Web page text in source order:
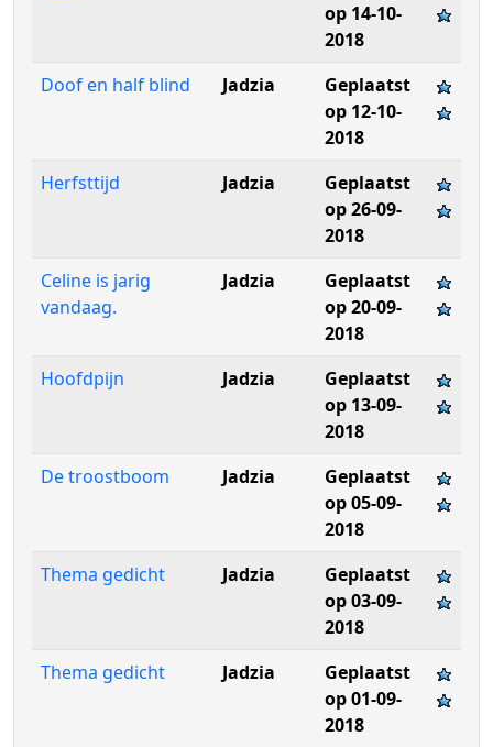
op 14-10-
2018
Doof en half blind
Jadzia
Geplaatst
op 12-10-
2018
Herfsttijd
Jadzia
Geplaatst
op 26-09-
2018
Celine is jarig
vandaag.
Jadzia
Geplaatst
op 20-09-
2018
Hoofdpijn
Jadzia
Geplaatst
op 13-09-
2018
De troostboom
Jadzia
Geplaatst
op 05-09-
2018
Thema gedicht
Jadzia
Geplaatst
op 03-09-
2018
Thema gedicht
Jadzia
Geplaatst
op 01-09-
2018